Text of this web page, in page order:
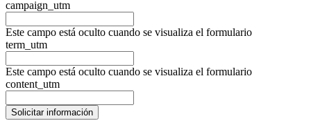
campaign_utm
Este campo está oculto cuando se visualiza el formulario
term_utm
Este campo está oculto cuando se visualiza el formulario
content_utm